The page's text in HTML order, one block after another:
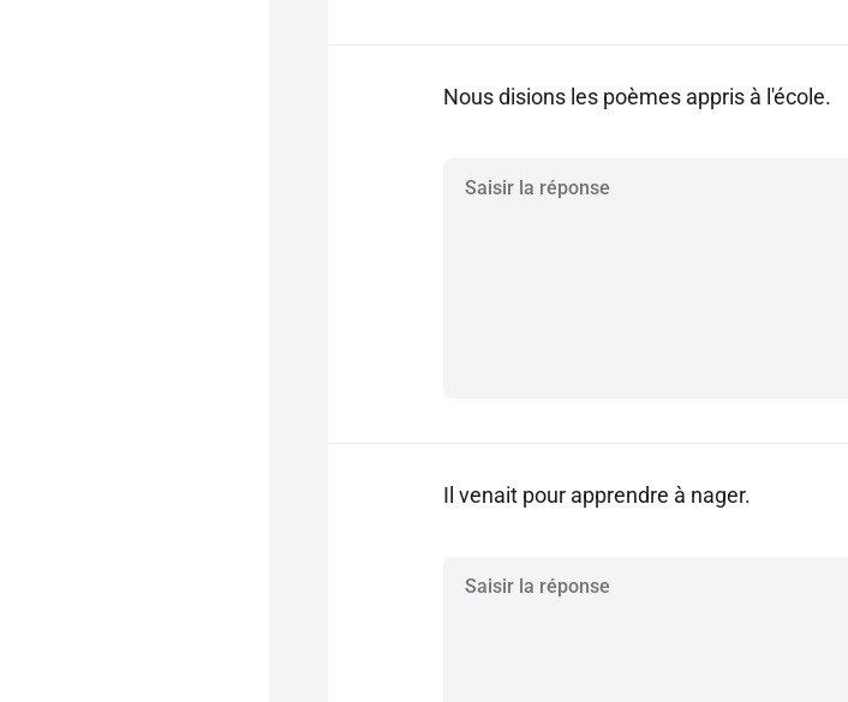
Nous disions les poèmes appris à l'école.
Il venait pour apprendre à nager.